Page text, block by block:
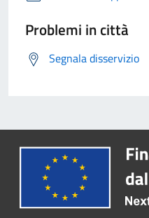
Problemi in città
Segnala disservizio